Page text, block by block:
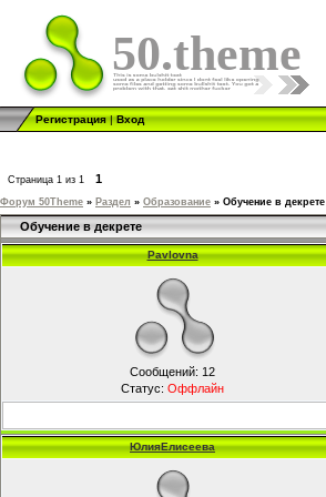
50.theme
Регистрация|Вход
Страница 1 из 1 1
Форум 50Theme » Раздел » Образование » Обучение в декрете
Обучение в декрете
Pavlovna
Сообщений: 12
Статус: Оффлайн
ЮлияЕлисеева